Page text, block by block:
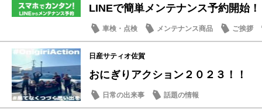
LINEで簡単メンテナンス予約開始
車検・点検 メンテナンス商品 ご挨拶
日産サティオ佐賀
おにぎりアクション２０２３！！
日常の出来事 話題の情報